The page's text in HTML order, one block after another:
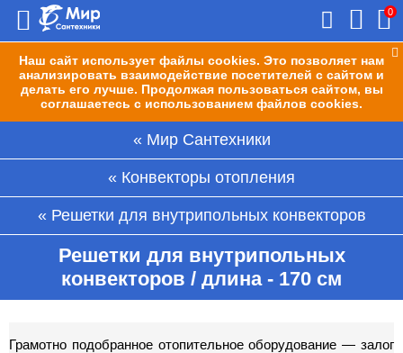
Наш сайт использует файлы cookies. Это позволяет нам
анализировать взаимодействие посетителей с сайтом и
делать его лучше. Продолжая пользоваться сайтом, вы
соглашаетесь с использованием файлов cookies.
0
Мир Сантехники
Конвекторы отопления
Решетки для внутрипольных конвекторов
Решетки для внутрипольных
конвекторов / длина - 170 см
Грамотно подобранное отопительное оборудование — залог